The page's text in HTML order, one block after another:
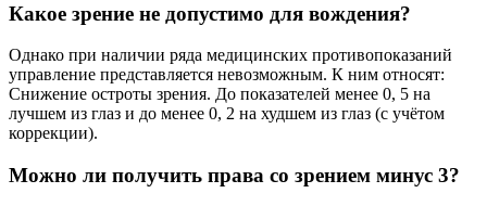
Какое зрение не допустимо для вождения?
Однако при наличии ряда медицинских противопоказаний
управление представляется невозможным. К ним относят:
Снижение остроты зрения. До показателей менее 0, 5 на
лучшем из глаз и до менее 0, 2 на худшем из глаз (с учётом
коррекции).
Можно ли получить права со зрением минус 3?